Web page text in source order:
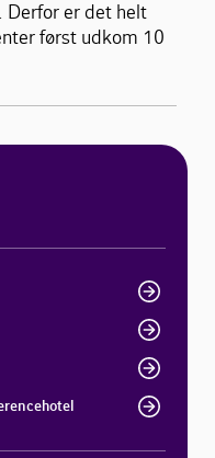
er det helt
først udkom 10